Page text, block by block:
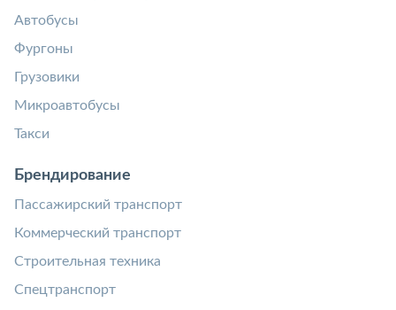
Автобусы
Фургоны
Грузовики
Микроавтобусы
Такси
Брендирование
Пассажирский транспорт
Коммерческий транспорт
Строительная техника
Спецтранспорт